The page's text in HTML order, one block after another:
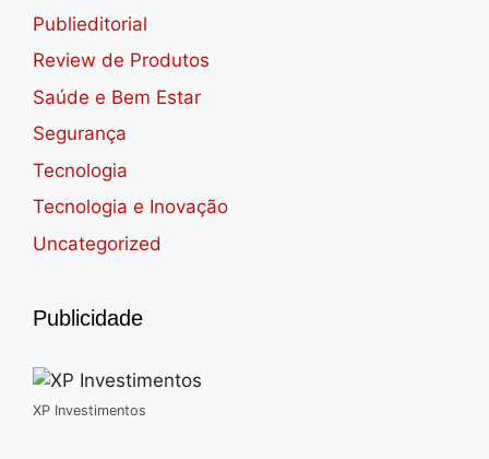
Publieditorial
Review de Produtos
Saúde e Bem Estar
Segurança
Tecnologia
Tecnologia e Inovação
Uncategorized
Publicidade
XP Investimentos